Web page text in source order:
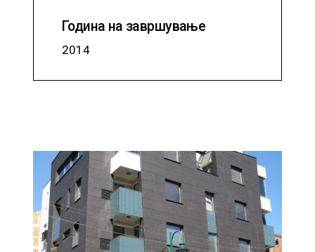
Година на завршување
2014